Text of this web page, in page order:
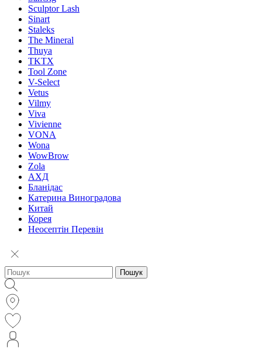
Sculptor Lash
Sinart
Staleks
The Mineral
Thuya
TKTX
Tool Zone
V-Select
Vetus
Vilmy
Viva
Vivienne
VONA
Wona
WowBrow
Zola
АХД
Бланідас
Катерина Виноградова
Китай
Корея
Неосептін Перевін
Пошук